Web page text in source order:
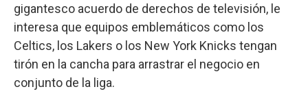
gigantesco acuerdo de derechos de televisión, le
interesa que equipos emblemáticos como los
Celtics, los Lakers o los New York Knicks tengan
tirón en la cancha para arrastrar el negocio en
conjunto de la liga.